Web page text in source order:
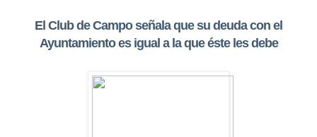
El Club de Campo señala que su deuda con el
Ayuntamiento es igual a la que éste les debe